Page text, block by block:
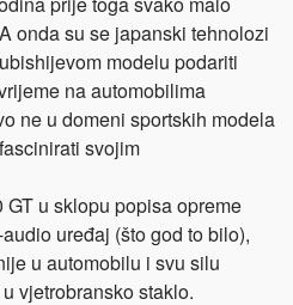
onda su se japanski tehnolozi
modelu podariti
na automobilima
ne u domeni sportskih modela
svojim
u sklopu popisa opreme
uređaj (što god to bilo),
u automobilu i svu silu
vjetrobransko staklo.